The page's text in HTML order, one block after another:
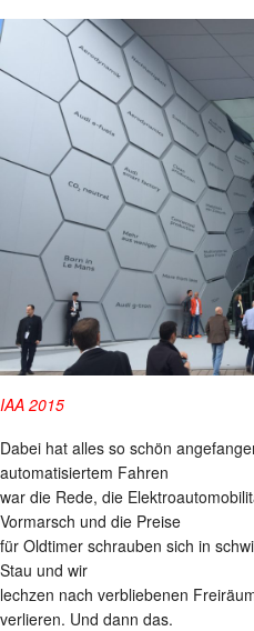
IAA 2015
Dabei hat alles so schön
automatisiertem Fahren
war die Rede, die
Vormarsch und die Preise
für Oldtimer schrauben sich in
Stau und wir
lechzen nach verbliebenen
verlieren. Und dann das.